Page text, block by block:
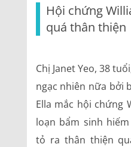
Hội chứng
quá thân thiện
Chị Janet Yeo, 38
ngạc nhiên nữa bởi
Ella mắc hội chứng
loạn bẩm sinh
tỏ ra thân thiện